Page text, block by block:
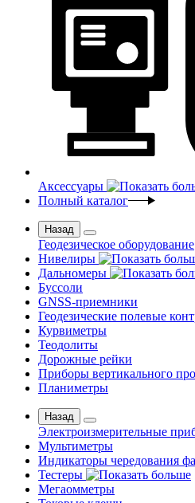
Аксессуары
Полный каталог
Назад
Геодезическое оборудование
Нивелиры
Дальномеры
Буссоли
GNSS-приемники
Геодезические полевые
Курвиметры
Теодолиты
Дорожные рейки
Приборы вертикального
Планиметры
Назад
Электроизмерительные
Мультиметры
Индикаторы чередования
Тестеры
Мегаомметры